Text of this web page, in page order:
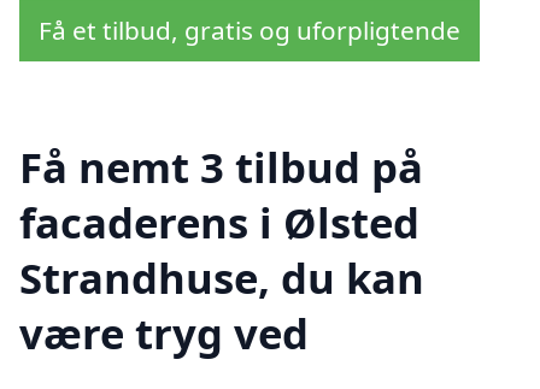
Få et tilbud, gratis og uforpligtende
Få nemt 3 tilbud på
facaderens i Ølsted
Strandhuse, du kan
være tryg ved